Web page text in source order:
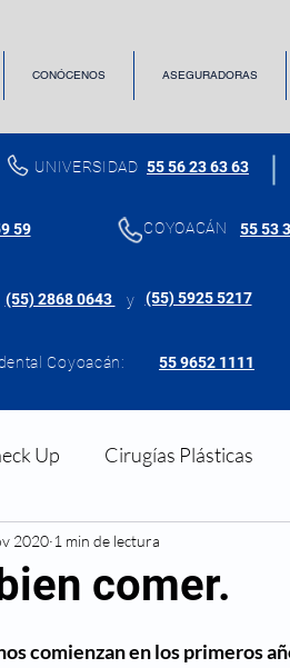
CONÓCENOS ASEGURADORAS
UNIVERSIDAD 55 56 23 63 63
59 COYOACÁN 55 53
(55) 2868 0643 y (55) 5925 5217
Coyoacán: 55 9652 1111
Up Cirugías Plásticas
Magnética
comer.
2020 1 min de lectura
comienzan en los primeros